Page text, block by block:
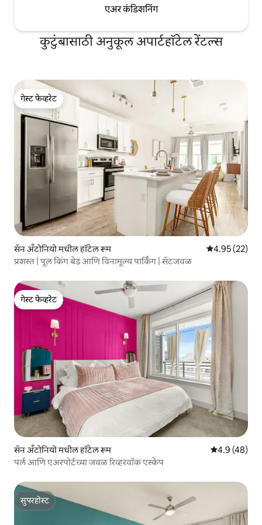
एअर कंडिशनिंग
कुटुंबासाठी अनुकूल अपार्टहॉटेल रेंटल्स
गेस्ट फेव्हरेट
गेस्ट फेव्हरेट
सॅन अँटोनियो मधील हॉटेल रूम 5 पैकी 4.95
4.95 (22)
प्रशस्त | पूल किंग बेड आणि विनामूल्य पार्किंग | सॅटजवळ
गेस्ट फेव्हरेट
गेस्ट फेव्हरेट
सॅन अँटोनियो मधील हॉटेल रूम 5 पैकी 4.9
4.9 (48)
पर्ल आणि एअरपोर्टच्या जवळ रिव्हरवॉक एस्केप
सुपरहोस्ट
सुपरहोस्ट